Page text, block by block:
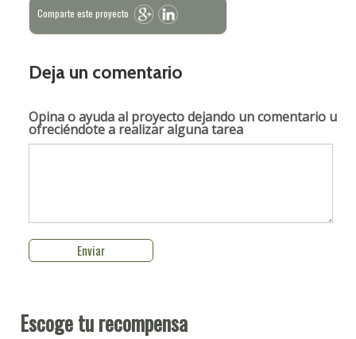
Comparte este proyecto
Deja un comentario
Opina o ayuda al proyectodejando un comentario u
ofreciéndote a realizar alguna tarea
Escoge tu recompensa